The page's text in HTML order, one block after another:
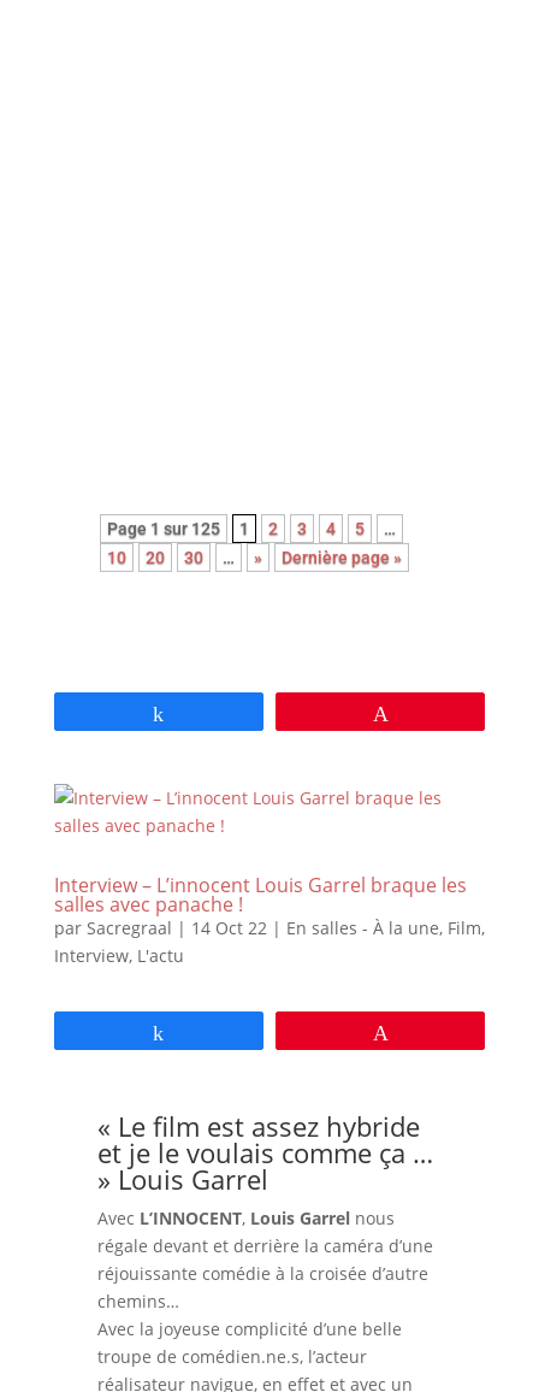
Page 1 sur 125 1 2 3 4 5
…
10
20 30 … » Dernière page »
Interview – L’innocent Louis Garrel braque les
salles avec panache !
par Sacregraal | 14 Oct 22| En salles - À la une, Film,
Interview, L'actu
« Le film est assez hybride
et je le voulais comme ça …
» Louis Garrel
Avec L’INNOCENT, Louis Garrelnous
régale devant et derrière la caméra d’une
réjouissante comédie à la croisée d’autre
chemins…
Avec la joyeuse complicité d’une belle
troupe de comédien.ne.s, l’acteur
réalisateur navigue, en effet et avec un